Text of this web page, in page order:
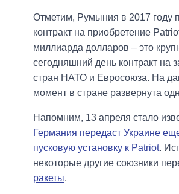
Отметим, Румыния в 2017 году
контракт на приобретение
миллиарда долларов – это
сегодняшний день контракт на
стран НАТО и Евросоюза. На
момент в стране развернута
Напомним, 13 апреля стало
Германия передаст Украине
пусковую установку к Patriot.
некоторые другие союзники
ракеты.